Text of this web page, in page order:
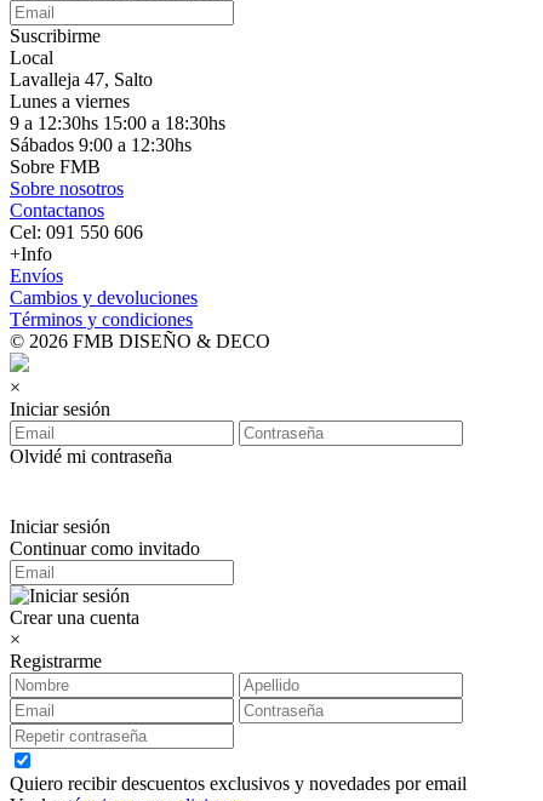
Suscribirme
Local
Lavalleja 47, Salto
Lunes a viernes
9 a 12:30hs 15:00 a 18:30hs
Sábados 9:00 a 12:30hs
Sobre FMB
Sobre nosotros
Contactanos
Cel: 091 550 606
+Info
Envíos
Cambios y devoluciones
Términos y condiciones
© 2026 FMB DISEÑO & DECO
×
Iniciar sesión
Olvidé mi contraseña
Iniciar sesión
Continuar como invitado
Crear una cuenta
×
Registrarme
Quiero recibir descuentos exclusivos y novedades por email